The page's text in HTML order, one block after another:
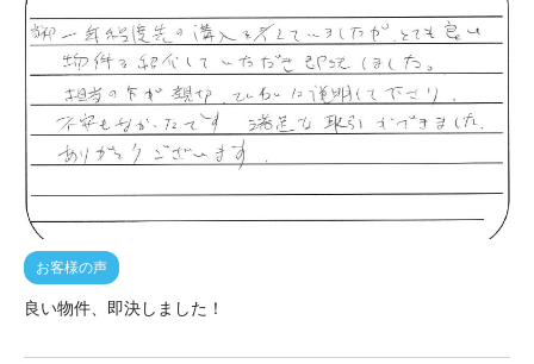
お客様の声
良い物件、即決しました！